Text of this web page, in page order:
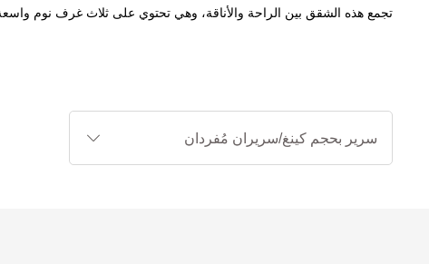
تجمع هذه الشقق بين الراحة والأناقة، وهي تحتوي على ثلاث غرف نوم
أنواع